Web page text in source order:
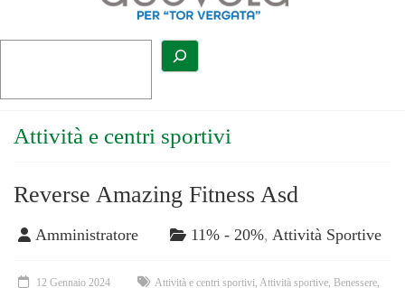
Attività e centri sportivi
Reverse Amazing Fitness Asd
Amministratore 11% - 20%, Attività Sportive
12 Gennaio 2024 Attività e centri sportivi Attività sportive Benessere